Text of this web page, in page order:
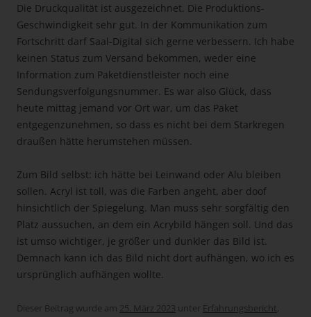
Die Druckqualität ist ausgezeichnet. Die Produktions-
Geschwindigkeit sehr gut. In der Kommunikation zum
Fortschritt darf Saal-Digital sich gerne verbessern. Ich habe
keinen Status zum Versand bekommen, weder eine
Information zum Paketdienstleister noch eine
Sendungsverfolgungsnummer. Es war also Glück, dass
heute mittag jemand vor Ort war, um das Paket
entgegenzunehmen, so dass es nicht bei dem Starkregen
draußen hätte herumstehen müssen.
Zum Bild selbst: ich hätte bei Leinwand oder Alu bleiben
sollen. Acryl ist toll, was die Farben angeht, aber doof
hinsichtlich der Spiegelung. Man muss sehr sorgfältig den
Platz aussuchen, an dem ein Acrybild hängen soll. Und das
ist umso wichtiger, je größer und dunkler das Bild ist.
Demnach kann ich das Bild nicht dort aufhängen, wo ich es
ursprünglich aufhängen wollte.
Dieser Beitrag wurde am 25. März 2023 unter Erfahrungsbericht,